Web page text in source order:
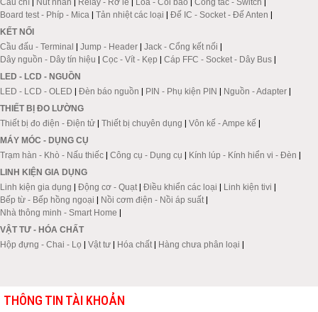
Board test - Phíp - Mica | Tản nhiệt các loại | Đế IC - Socket - Đế Anten |
KẾT NỐI
Cầu đấu - Terminal | Jump - Header | Jack - Cổng kết nối |
Dây nguồn - Dây tín hiệu | Cọc - Vít - Kẹp | Cáp FFC - Socket - Dây Bus |
LED - LCD - NGUỒN
LED - LCD - OLED | Đèn báo nguồn | PIN - Phụ kiện PIN | Nguồn - Adapter |
THIẾT BỊ ĐO LƯỜNG
Thiết bị đo điện - Điện tử | Thiết bị chuyên dụng | Vôn kế - Ampe kế |
MÁY MÓC - DỤNG CỤ
Trạm hàn - Khò - Nấu thiếc | Công cụ - Dụng cụ | Kính lúp - Kính hiển vi - Đèn |
LINH KIỆN GIA DỤNG
Linh kiện gia dụng | Động cơ - Quạt | Điều khiển các loại | Linh kiện tivi |
Bếp từ - Bếp hồng ngoại | Nồi cơm điện - Nồi áp suất |
Nhà thông minh - Smart Home |
VẬT TƯ - HÓA CHẤT
Hộp đựng - Chai - Lọ | Vật tư | Hóa chất | Hàng chưa phân loại |
THÔNG TIN TÀI KHOẢN